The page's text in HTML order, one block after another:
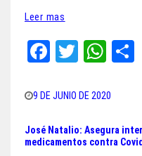
Leer mas
Fa
bo
ok
T
tt
er
W
ts
pp
9 DE JUNIO DE 2020
Navegación
José Natalio: Asegura
medicamentos contra